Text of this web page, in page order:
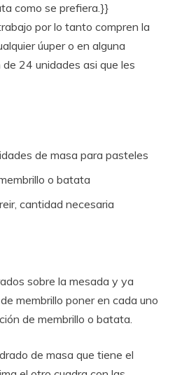
como se prefiera.}}
por lo tanto compren la
úuper o en alguna
24 unidades asi que les
de masa para pasteles
o batata
cantidad necesaria
sobre la mesada y ya
membrillo poner en cada uno
de membrillo o batata.
de masa que tiene el